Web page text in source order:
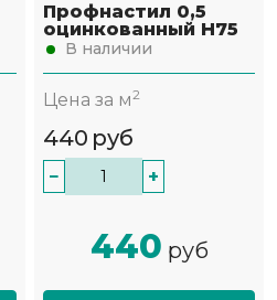
Профнастил 0,5
оцинкованный Н75
В наличии
Цена за м2
440 руб
− +
440 руб